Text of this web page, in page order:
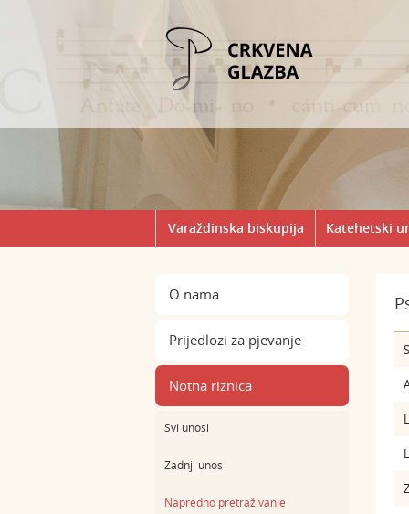
Varaždinska biskupija Katehetski
O nama
Prijedlozi za pjevanje
Notna riznica
Svi unosi
Zadnji unos
Napredno pretraživanje